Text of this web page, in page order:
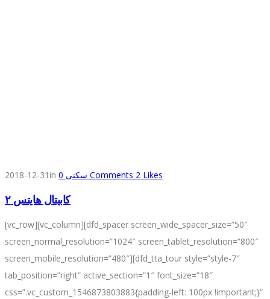
2018-12-31 in سكنى 0 Comments 2 Likes
كابيتال هايتس ٢
[vc_row][vc_column][dfd_spacer screen_wide_spacer_size=”50″
screen_normal_resolution=”1024″ screen_tablet_resolution=”800″
screen_mobile_resolution=”480″][dfd_tta_tour style=”style-7″
tab_position=”right” active_section=”1″ font_size=”18″
css=”.vc_custom_1546873803883{padding-left: 100px !important;}”